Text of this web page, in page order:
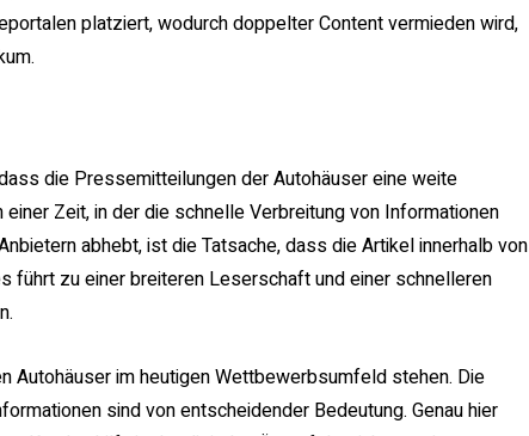
platziert, wodurch doppelter Content vermieden wird,
die Pressemitteilungen der Autohäuser eine weite
Zeit, in der die schnelle Verbreitung von Informationen
abhebt, ist die Tatsache, dass die Artikel innerhalb von
führt zu einer breiteren Leserschaft und einer schnelleren
Autohäuser im heutigen Wettbewerbsumfeld stehen. Die
sind von entscheidender Bedeutung. Genau hier